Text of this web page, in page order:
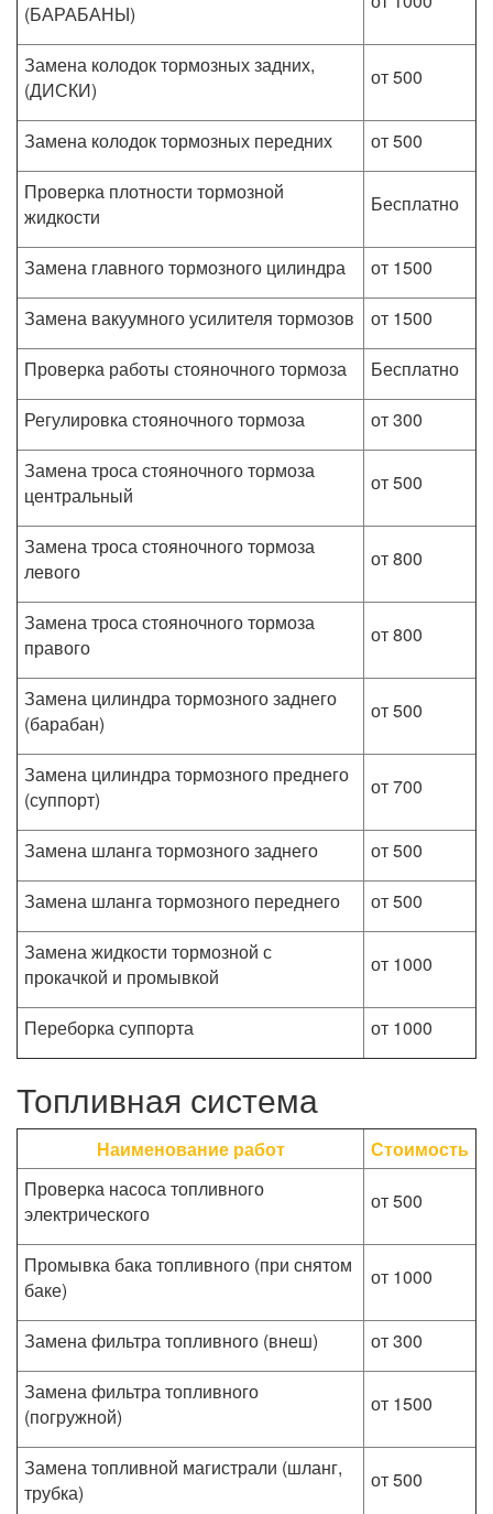
(БАРАБАНЫ)
Замена колодок тормозных задних,
(ДИСКИ)
от 500
Замена колодок тормозных передних
от 500
Проверка плотности тормозной
жидкости
Бесплатно
Замена главного тормозного цилиндра
от 1500
Замена вакуумного усилителя тормозов
от 1500
Проверка работы стояночного тормоза
Бесплатно
Регулировка стояночного тормоза
от 300
Замена троса стояночного тормоза
центральный
от 500
Замена троса стояночного тормоза
левого
от 800
Замена троса стояночного тормоза
правого
от 800
Замена цилиндра тормозного заднего
(барабан)
от 500
Замена цилиндра тормозного преднего
(суппорт)
от 700
Замена шланга тормозного заднего
от 500
Замена шланга тормозного переднего
от 500
Замена жидкости тормозной с
прокачкой и промывкой
от 1000
Переборка суппорта от 1000
Топливная система
Наименование работ
Стоимость
Проверка насоса топливного
электрического
от 500
Промывка бака топливного (при снятом
баке)
от 1000
Замена фильтра топливного (внеш)
от 300
Замена фильтра топливного
(погружной)
от 1500
Замена топливной магистрали (шланг,
трубка)
от 500